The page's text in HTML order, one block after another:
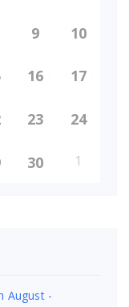
9 10
16 17
23 24
30 1
August -